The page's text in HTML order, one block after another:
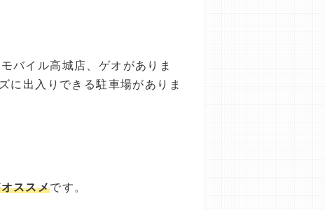
バイル高城店、ゲオがありま
に出入りできる駐車場がありま
ススメです。